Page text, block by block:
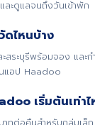
ละดูแลจนถึงวันเข้าพัก
ไหนบ้าง
ระบุรีพร้อมจอง และ
แอป Haadoo
เริ่มต้นเท่าไ